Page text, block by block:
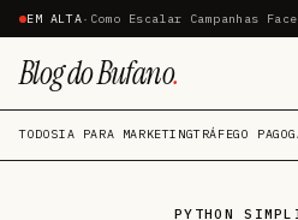
EM ALTA· Como Escalar Campanhas
Blog do Bufano.
TODOSIA PARA MARKETINGTRÁFEGO PAGO
PYTHON